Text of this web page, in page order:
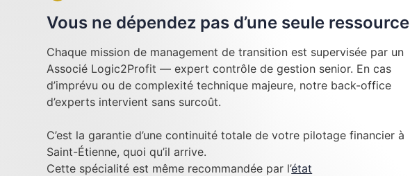
Vous ne dépendez pas d’une seule ressource
Chaque mission de management de transition est supervisée par un
Associé Logic2Profit — expert contrôle de gestion senior. En cas
d’imprévu ou de complexité technique majeure, notre back-office
d’experts intervient sans surcoût.
C’est la garantie d’une continuité totale de votre pilotage financier à
Saint-Étienne, quoi qu’il arrive.
Cette spécialité est même recommandée par l’état